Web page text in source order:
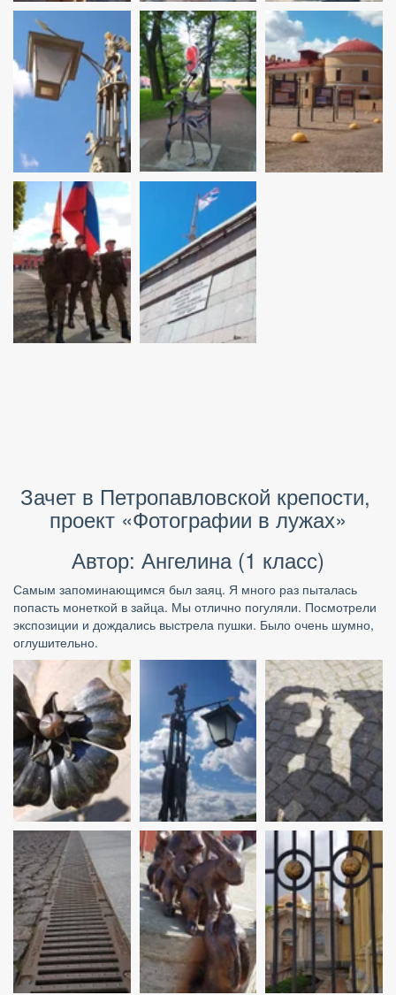
Зачет в Петропавловской крепости,
проект «Фотографии в лужах»
Автор: Ангелина (1 класс)
Самым запоминающимся был заяц. Я много раз пыталась
попасть монеткой в зайца. Мы отлично погуляли. Посмотрели
экспозиции и дождались выстрела пушки. Было очень шумно,
оглушительно.